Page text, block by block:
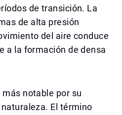
de transición. La
de alta presión
del aire conduce
a la formación de densa
notable por su
El término